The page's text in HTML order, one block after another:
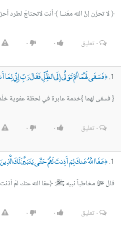
﴿ لا تحزَن إنَّ الله معَنــا ﴾ أنت لاتحتاجُ لطرد
٠تعليق ٠ ٠
﴿فَسَقَى لَهُمَا ثُمَّ تَوَلَّى إِلَى الظِّلِّ فَقَالَ رَبِّ إِنِّي لِمَا
{ فسقى لهما }خدمة عابرة في لحظة عفوية
٠تعليق ٠ ٠
﴿عَفَا اللَّهُ عَنكَ لِمَ أَذِنتَ لَهُمْ حَتَّى يَتَبَيَّنَ لَكَ
قال ﷻ مخاطباً نبيه ﷺ: ﴿عفا الله عنك لمَ
٠تعليق ٠ ٠